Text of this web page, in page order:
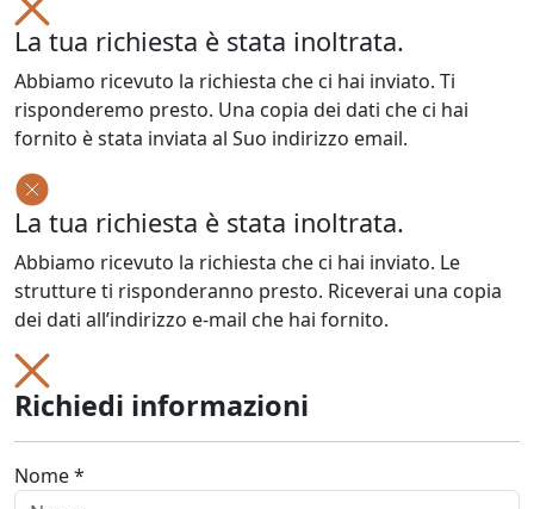
La tua richiesta è stata inoltrata.
Abbiamo ricevuto la richiesta che ci hai inviato. Ti
risponderemo presto. Una copia dei dati che ci hai
fornito è stata inviata al Suo indirizzo email.
La tua richiesta è stata inoltrata.
Abbiamo ricevuto la richiesta che ci hai inviato. Le
strutture ti risponderanno presto. Riceverai una copia
dei dati all’indirizzo e-mail che hai fornito.
Richiedi informazioni
Nome *